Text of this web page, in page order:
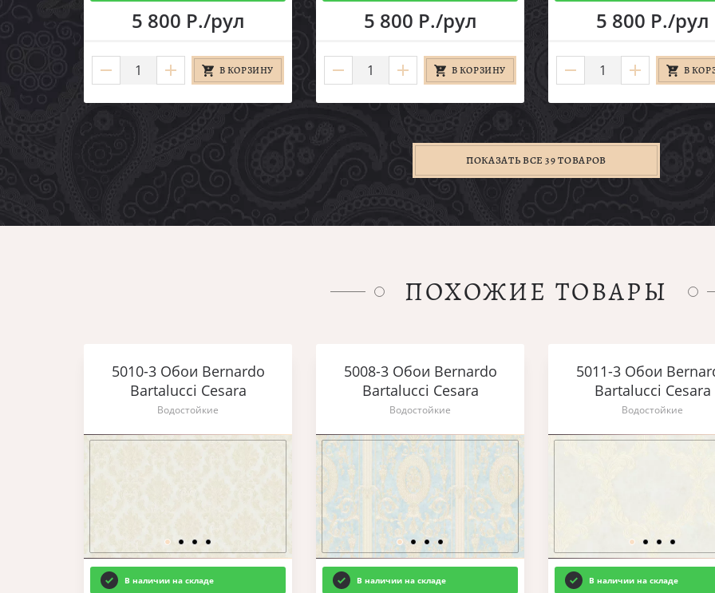
5 800 Р./рул
В КОРЗИНУ
5 800 Р./рул
В КОРЗИНУ
5 800 Р./рул
В
ПОКАЗАТЬ ВСЕ 39 ТОВАРОВ
ПОХОЖИЕ ТОВАРЫ
5010-3 Обои Bernardo
Bartalucci Cesara
Водостойкие
В наличии на складе
5008-3 Обои Bernardo
Bartalucci Cesara
Водостойкие
В наличии на складе
5011-3 Обои
Bartalucci Cesara
Водостойкие
В наличии на складе